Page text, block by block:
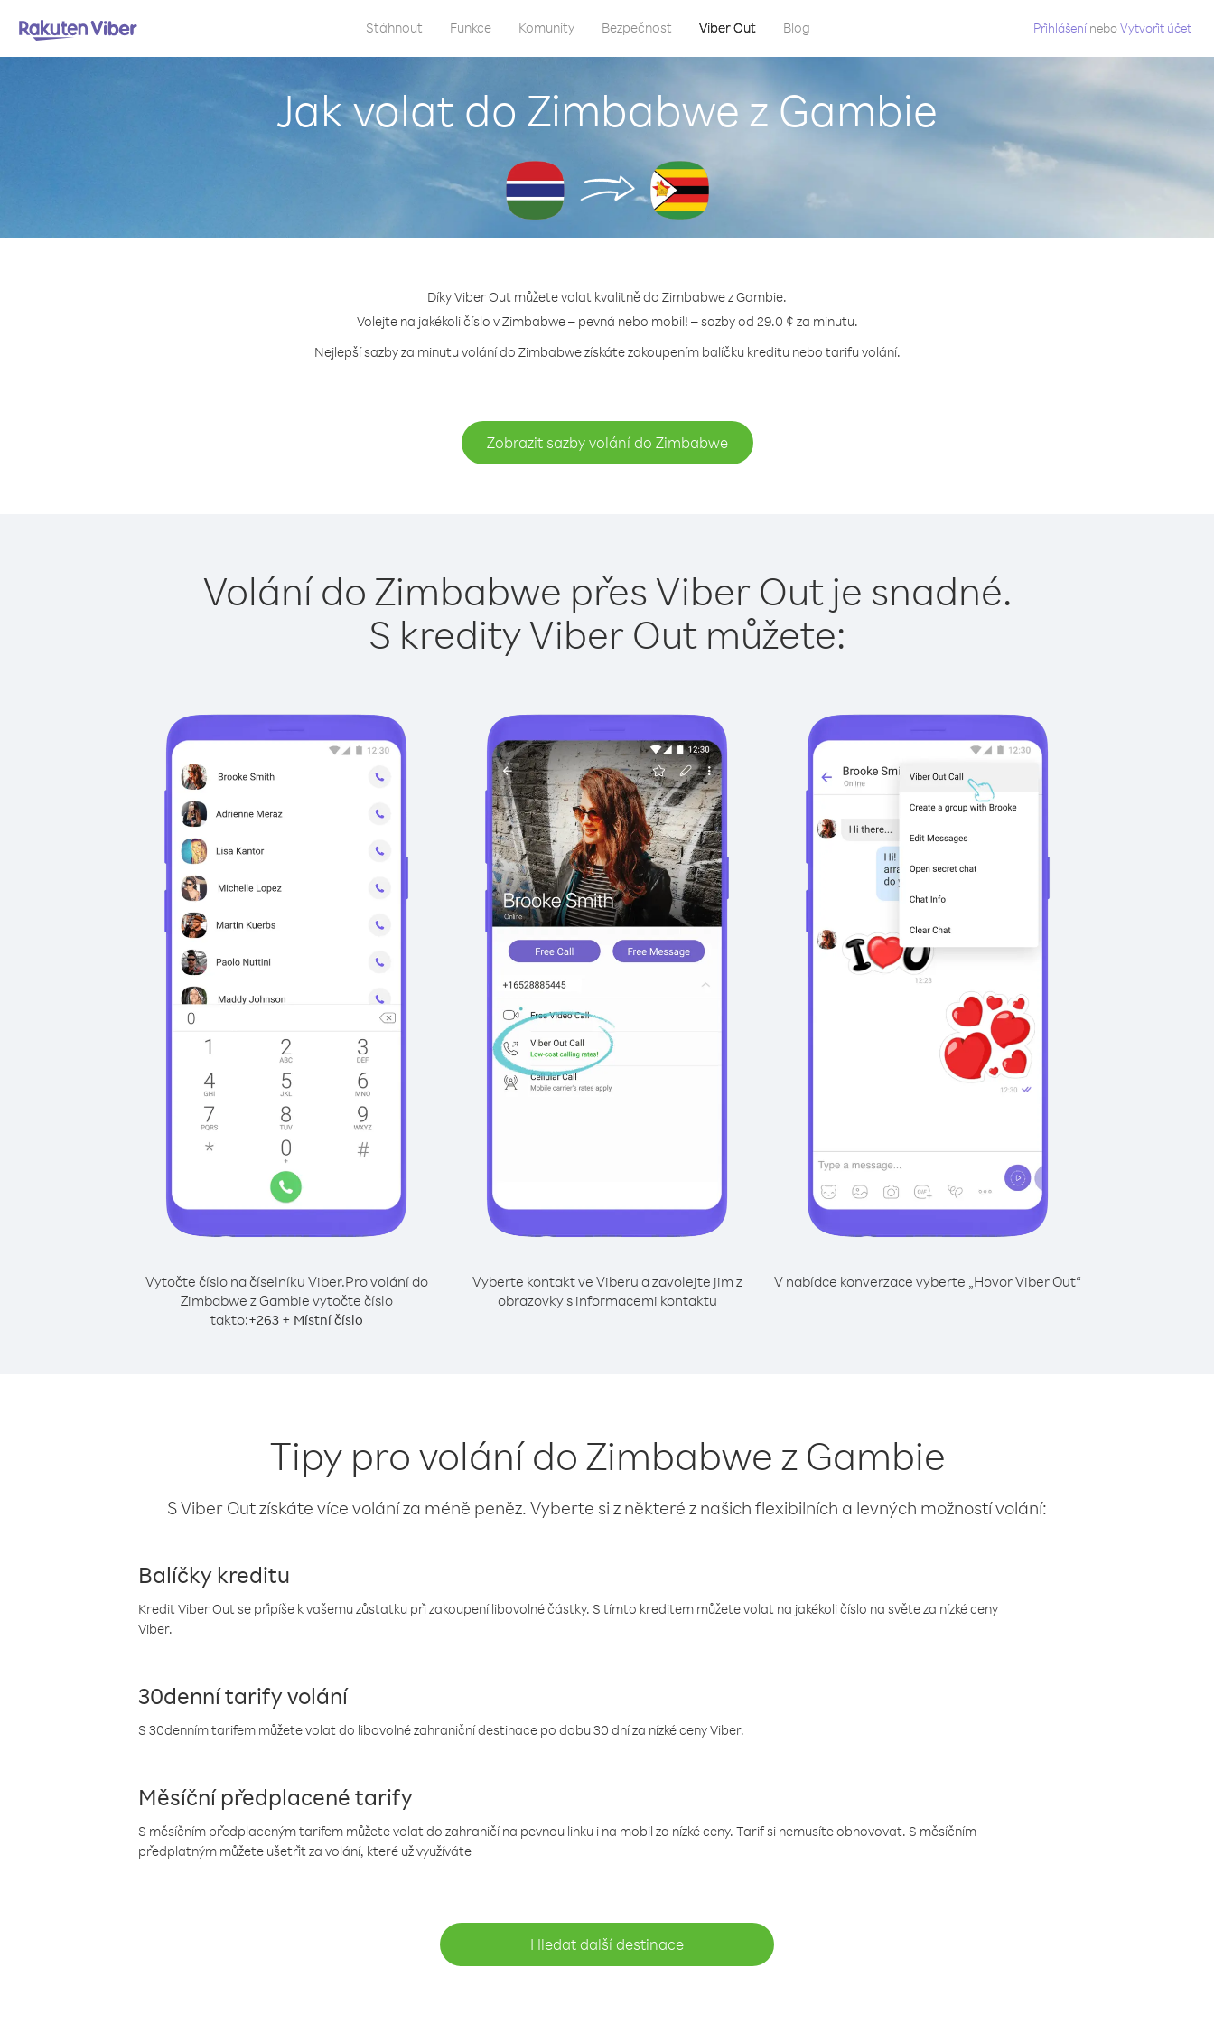
Stáhnout Funkce Komunity Bezpečnost Viber Out Blog Přihlášení neboVytvořit účet
Jak volat do Zimbabwe z Gambie
Díky Viber Out můžete volat kvalitně do Zimbabwe z Gambie.
Volejte na jakékoli číslo v Zimbabwe – pevná nebo mobil! – sazby od 29.0 ¢ za minutu.
Nejlepší sazby za minutu volání do Zimbabwe získáte zakoupením balíčku kreditu nebo tarifu volání.
Zobrazit sazby volání do Zimbabwe
Volání do Zimbabwe přes Viber Out je snadné.
S kredity Viber Out můžete:
Vytočte číslo na číselníku Viber.Pro volání do
Zimbabwe z Gambie vytočte číslo
takto:+263+ Místní číslo
Vyberte kontakt ve Viberu a zavolejte jim z
obrazovky s informacemi kontaktu
V nabídce konverzace vyberte „Hovor Viber Out“
Tipy pro volání do Zimbabwe z Gambie
S Viber Out získáte více volání za méně peněz. Vyberte si z některé z našich flexibilních a levných možností volání:
Balíčky kreditu
Kredit Viber Out se připíše k vašemu zůstatku při zakoupení libovolné částky. S tímto kreditem můžete volat na jakékoli číslo na světe za nízké ceny
Viber.
30denní tarify volání
S 30denním tarifem můžete volat do libovolné zahraniční destinace po dobu 30 dní za nízké ceny Viber.
Měsíční předplacené tarify
S měsíčním předplaceným tarifem můžete volat do zahraničí na pevnou linku i na mobil za nízké ceny. Tarif si nemusíte obnovovat. S měsíčním
předplatným můžete ušetřit za volání, které už využíváte
Hledat další destinace